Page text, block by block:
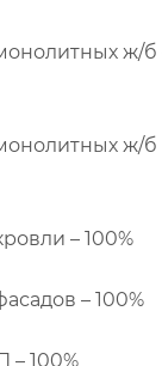
ж/б
ж/
– 100%
– 100%
– 100%